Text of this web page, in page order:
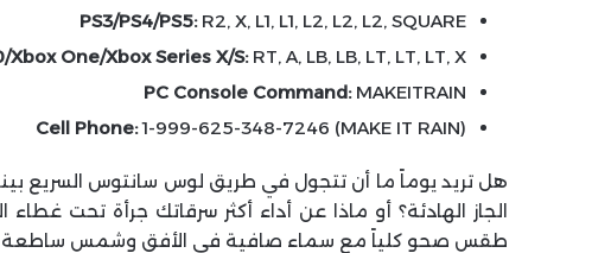
PS3/PS4/PS5:R2, X, L1, L1, L2, L2, L2, SQUARE
Xbox One/Xbox Series X/S:RT, A, LB, LB, LT, LT, LT, X
PC Console Command:MAKEITRAIN
Cell Phone:1-999-625-348-7246 (MAKE IT RAIN)
هل تريد يوماً ما أن تتجول في طريق لوس سانتوس
الجاز الهادئة؟ أو ماذا عن أداء أكثر سرقاتك جرأة تحت
طقس صحو كلياً مع سماء صافية في الأفق وشمس ساطعة